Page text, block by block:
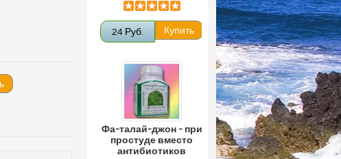
24 Руб.
Фа-талай-джон - при
простуде вместо
антибиотиков